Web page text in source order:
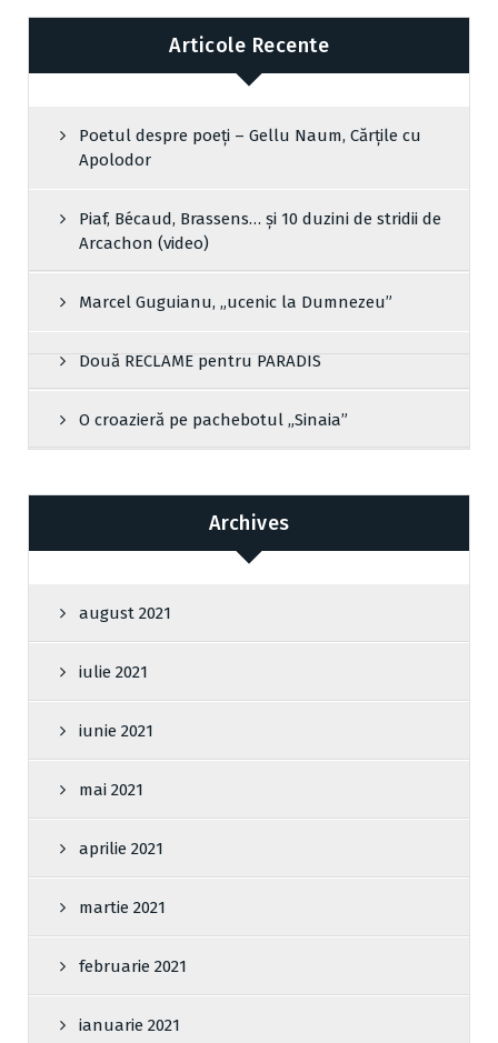
Articole Recente
Poetul despre poeți – Gellu Naum, Cărțile cu
Apolodor
Piaf, Bécaud, Brassens… și 10 duzini de stridii de
Arcachon (video)
Marcel Guguianu, „ucenic la Dumnezeu”
Două RECLAME pentru PARADIS
O croazieră pe pachebotul „Sinaia”
Archives
august 2021
iulie 2021
iunie 2021
mai 2021
aprilie 2021
martie 2021
februarie 2021
ianuarie 2021